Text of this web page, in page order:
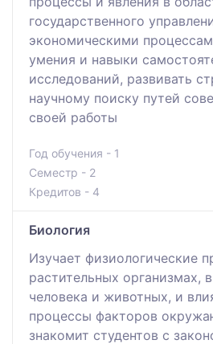
государственного
экономическими
умения и навыки
исследований, развивать
научному поиску путей
своей работы
Год обучения - 1
Семестр - 2
Кредитов - 4
Биология
Изучает физиологические
растительных организмах,
человека и животных, и
процессы факторов
знакомит студентов с